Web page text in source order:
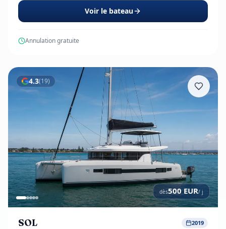
Voir le bateau
Annulation gratuite
4.3(19)
dès500 EUR/ j
SOL 2019